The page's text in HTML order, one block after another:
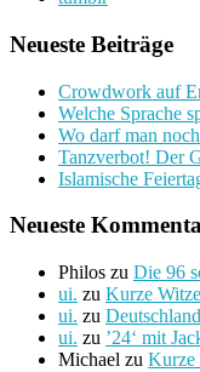
Neueste Beiträge
Crowdwork auf
Welche Sprache
Wo darf man
Tanzverbot! Der
Islamische
Neueste
Philos zu Die 96
ui. zu Kurze
ui. zu
ui. zu ’24‘ mit
Michael zu Kurze